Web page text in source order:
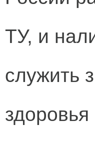
ТУ, и
служить